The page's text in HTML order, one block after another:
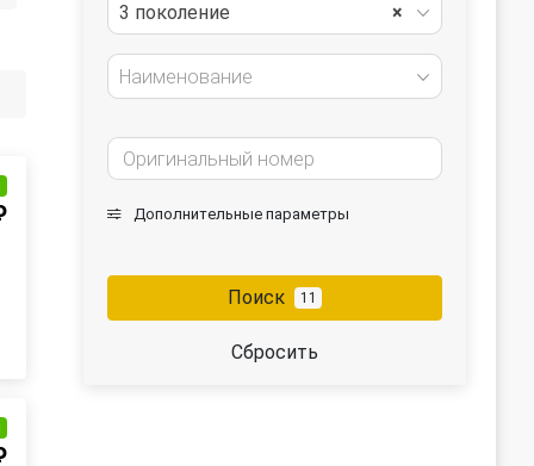
×
3 поколение
Наименование
Дополнительные параметры
Поиск 11
Сбросить